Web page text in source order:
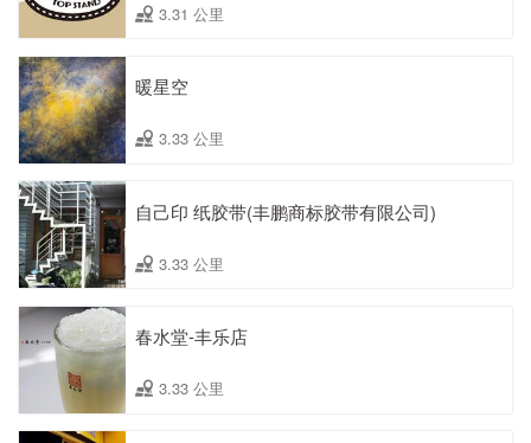
3.31 公里
暖星空
3.33 公里
自己印 纸胶带(丰鹏商标胶带有限公司)
3.33 公里
春水堂-丰乐店
3.33 公里